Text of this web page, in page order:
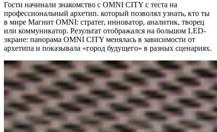
Гости начинали знакомство с OMNI CITY с теста на
профессиональный архетип. который позволял узнать, кто ты
в мире Магнит OMNI: стратег, инноватор, аналитик, творец
или коммуникатор. Результат отображался на большом LED-
экране: панорама OMNI CITY менялась в зависимости от
архетипа и показывала «город будущего» в разных сценариях.